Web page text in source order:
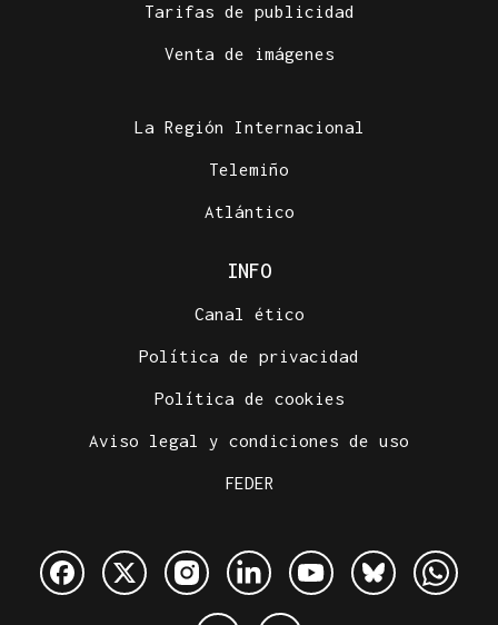
Tarifas de publicidad
Venta de imágenes
La Región Internacional
Telemiño
Atlántico
INFO
Canal ético
Política de privacidad
Política de cookies
Aviso legal y condiciones de uso
FEDER